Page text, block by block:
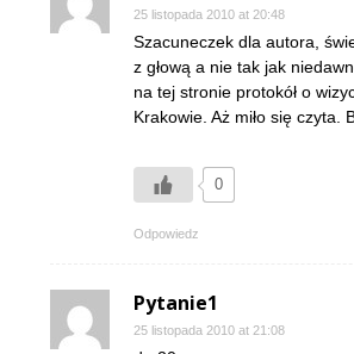
25 listopada 2010 at 20:48
Szacuneczek dla autora,
z głową a nie tak jak
na tej stronie protokół o
Krakowie. Aż miło się czyta.
0
Odpowiedz
Pytanie1
25 listopada 2010 at 21:08